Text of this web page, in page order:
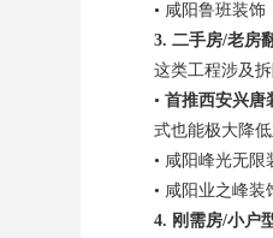
• 咸阳鲁班装饰
3. 二手房/老房
这类工程涉及
• 首推西安兴唐
式也能极大降低
• 咸阳峰光无限
• 咸阳业之峰装
4. 刚需房/小户